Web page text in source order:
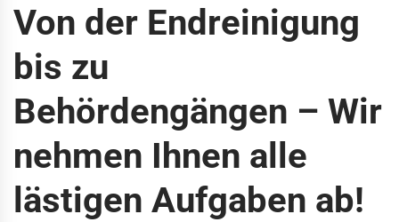
Von der Endreinigung
bis zu
Behördengängen – Wir
nehmen Ihnen alle
lästigen Aufgaben ab!